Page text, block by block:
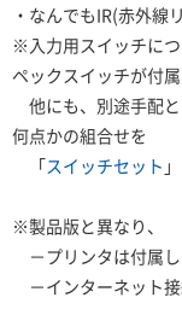
・なんでもIR(赤外線
※入力用スイッチに
ペックスイッチが付属
他にも、別途手配
何点かの組合せを
「スイッチセット
※製品版と異なり、
－プリンタは付属し
－インターネット接